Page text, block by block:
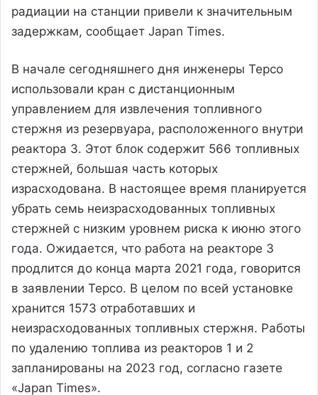
радиации на станции привели к значительным
задержкам, сообщает Japan Times.
В начале сегодняшнего дня инженеры Tepco
использовали кран с дистанционным
управлением для извлечения топливного
стержня из резервуара, расположенного внутри
реактора 3. Этот блок содержит 566 топливных
стержней, большая часть которых
израсходована. В настоящее время планируется
убрать семь неизрасходованных топливных
стержней с низким уровнем риска к июню этого
года. Ожидается, что работа на реакторе 3
продлится до конца марта 2021 года, говорится
в заявлении Tepco. В целом по всей установке
хранится 1573 отработавших и
неизрасходованных топливных стержня. Работы
по удалению топлива из реакторов 1 и 2
запланированы на 2023 год, согласно газете
«Japan Times».